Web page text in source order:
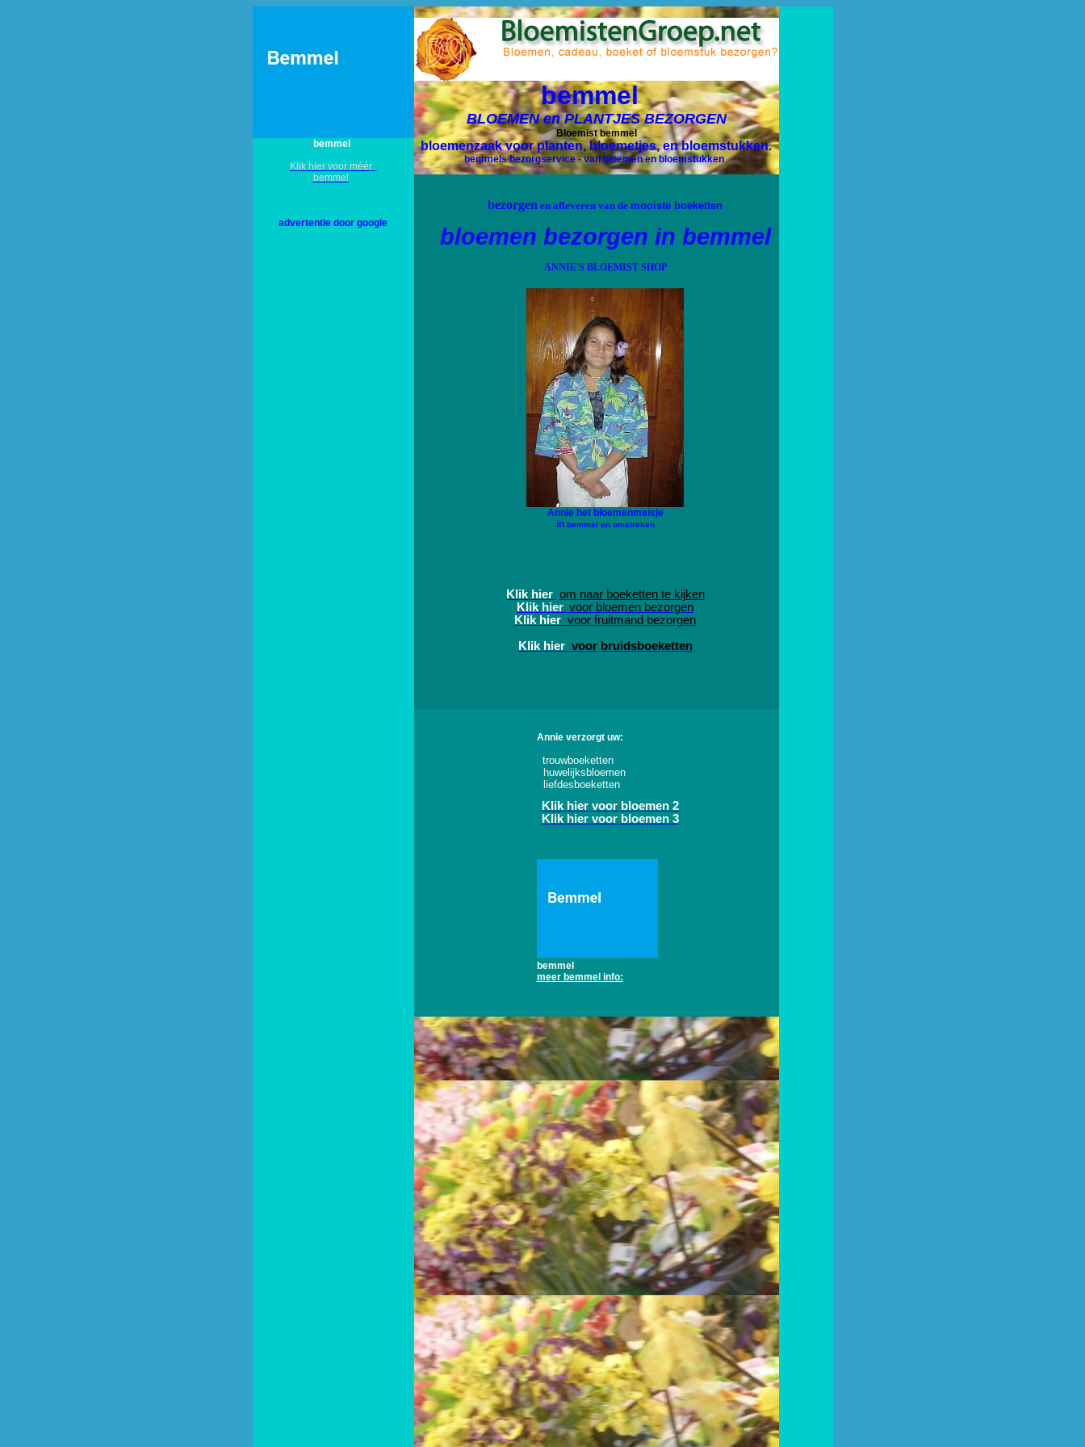
bemmel
Klik hier voor méér
bemmel
advertentie door google
bemmel
BLOEMEN en PLANTJES BEZORGEN
Bloemist bemmel
bloemenzaak voorplanten, bloemetjes, enbloemstukken.
bemmels bezorgservice - van bloemen en bloemstukken
bezorgen en afleveren van de mooiste boeketten
bloemen bezorgen in bemmel
ANNIE'S BLOEMIST SHOP
Annie het bloemenmeisje
in bemmel en omstreken
Klik hier om naar boeketten te kijken
Klik hier voor bloemen bezorgen
Klik hier voor fruitmand bezorgen
Klik hier voor bruidsboeketten
Annie verzorgt uw:
trouwboeketten
huwelijksbloemen
liefdesboeketten
Klik hier voor bloemen 2
Klik hier voor bloemen 3
bemmel
meer bemmel info: